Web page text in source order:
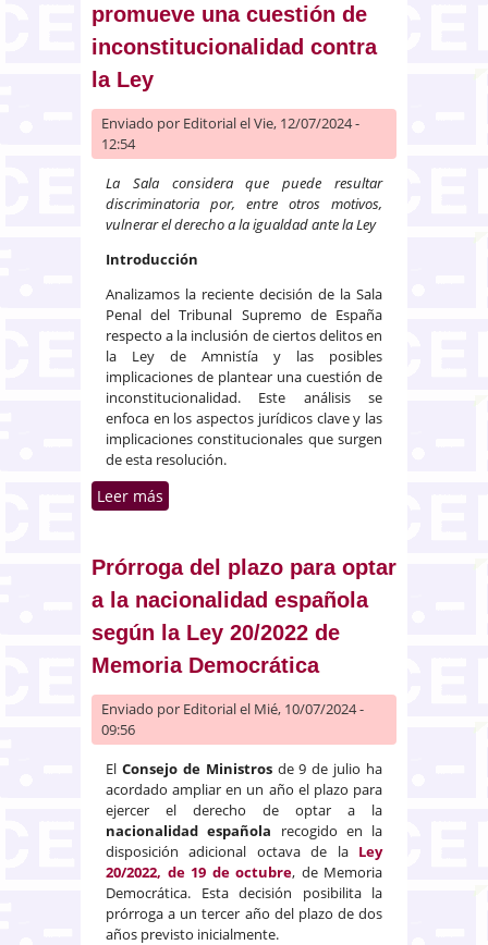
promueve una cuestión de
inconstitucionalidad contra
la Ley
Enviado por Editorialel Vie, 12/07/2024 -
12:54
La Sala considera que puede resultar
discriminatoria por, entre otros motivos,
vulnerar el derecho a la igualdad ante la Ley
Introducción
Analizamos la reciente decisión de la Sala
Penal del Tribunal Supremo de España
respecto a la inclusión de ciertos delitos en
la Ley de Amnistía y las posibles
implicaciones de plantear una cuestión de
inconstitucionalidad. Este análisis se
enfoca en los aspectos jurídicos clave y las
implicaciones constitucionales que surgen
de esta resolución.
Leer más
promueve una cuestión de
inconstitucionalidad contra la
Ley
Prórroga del plazo para optar
a la nacionalidad española
según la Ley 20/2022 de
Memoria Democrática
Enviado por Editorialel Mié, 10/07/2024 -
09:56
El Consejo de Ministrosde 9 de julio ha
acordado ampliar en un año el plazo para
ejercer el derecho de optar a la
nacionalidad española recogido en la
disposición adicional octava de la Ley
20/2022, de 19 de octubre, de Memoria
Democrática. Esta decisión posibilita la
prórroga a un tercer año del plazo de dos
años previsto inicialmente.